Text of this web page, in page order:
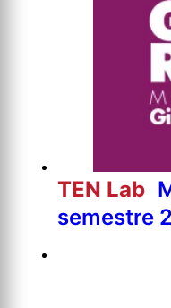
TEN Lab
semestre